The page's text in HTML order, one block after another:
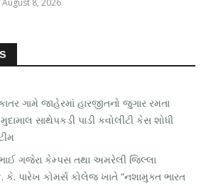
August 8, 2026
ગામે જાહેરમાં હારજીતનો જુગાર રમતા
સાથેપકડી પાડી કવોલીટી કેસ શોધી
ગજેરા કેમ્પસ તથા અમરેલી જિલ્લા
કે. પારેખ કોમર્સ કોલેજ ખાતે “નશામુક્ત ભારત